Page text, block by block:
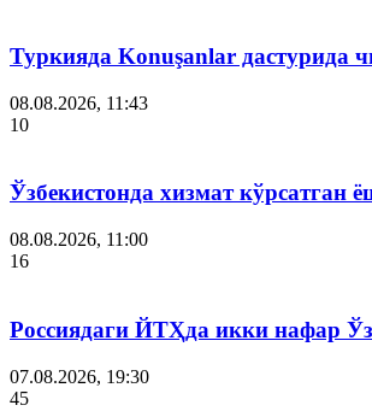
Туркияда Konuşanlar дастурида
08.08.2026, 11:43
10
Ўзбекистонда хизмат кўрсатган
08.08.2026, 11:00
16
Россиядаги ЙТҲда икки нафар
07.08.2026, 19:30
45